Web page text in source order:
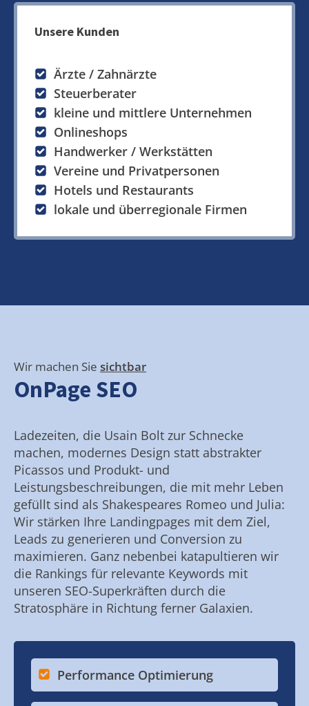
Unsere Kunden
Ärzte / Zahnärzte
Steuerberater
kleine und mittlere Unternehmen
Onlineshops
Handwerker / Werkstätten
Vereine und Privatpersonen
Hotels und Restaurants
lokale und überregionale Firmen
Wir machen Sie sichtbar
OnPage SEO
Ladezeiten, die Usain Bolt zur Schnecke
machen, modernes Design statt abstrakter
Picassos und Produkt- und
Leistungsbeschreibungen, die mit mehr Leben
gefüllt sind als Shakespeares Romeo und Julia:
Wir stärken Ihre Landingpages mit dem Ziel,
Leads zu generieren und Conversion zu
maximieren. Ganz nebenbei katapultieren wir
die Rankings für relevante Keywords mit
unseren SEO-Superkräften durch die
Stratosphäre in Richtung ferner Galaxien.
Performance Optimierung